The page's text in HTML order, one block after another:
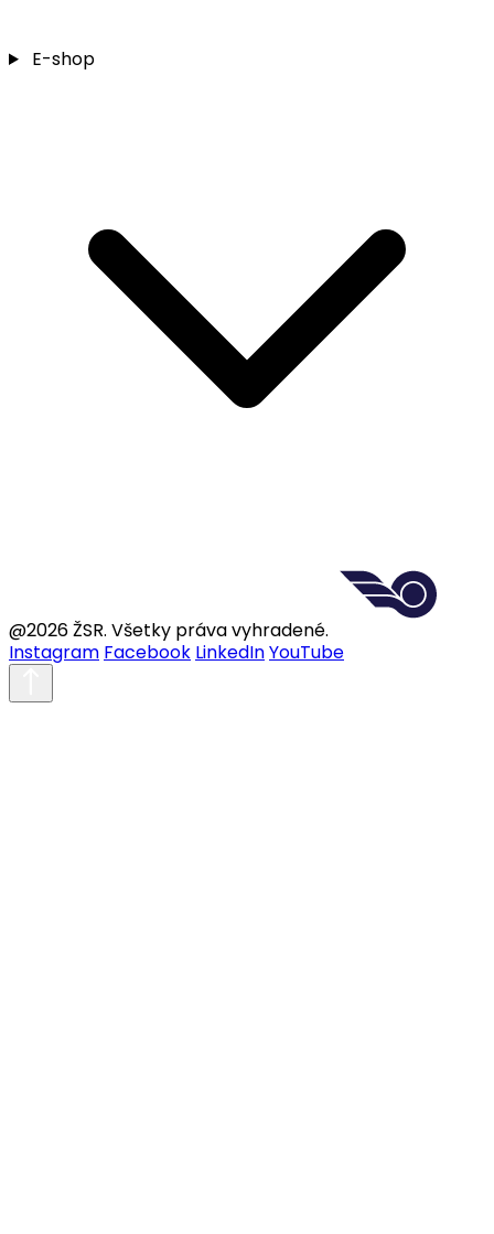
E-shop
@2026 ŽSR. Všetky práva vyhradené.
Instagram Facebook LinkedInYouTube